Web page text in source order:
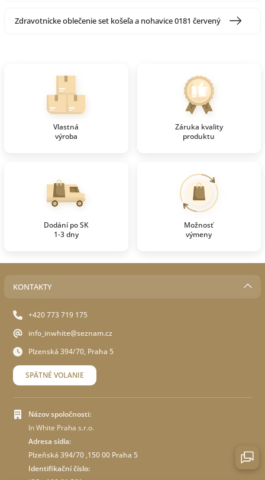
Zdravotnícke oblečenie set košeľa a nohavice 0181 červený
Vlastná
výroba
Záruka kvality
produktu
Dodání po SK
1-3 dny
Možnosť
výmeny
KONTAKTY
+420 773 719 175
info_inwhite@seznam.cz
Plzenská 394/70, Praha 5
SPÄTNÉ VOLANIE
Názov spoločnosti:
In White Praha s.r.o.
Adresa sídla:
Plzeňská 394/70 ,150 00 Praha 5
Identifikační číslo: